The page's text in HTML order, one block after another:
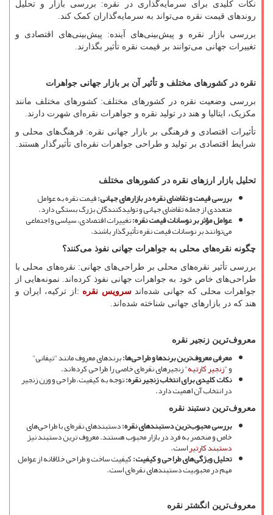
نکات کلیدی برای سرمایهگذاری در نقره: بررسی بازار و تحلیل
روندهای قیمت نقره میتواند به سرمایهگذاران کمک کند.
بررسی بازار نقره و پیشبینیهای آینده: پیشبینیهای اقتصادی و
تغییرات جهانی میتوانند بر قیمت نقره تأثیر بگذارند.
نقره در کشورهای مختلف و تأثیر آن بر بازار جهانی جواهرات
بررسی وضعیت نقره در کشورهای مختلف: کشورهای مختلف مانند
مکزیک، ایتالیا و هند در تولید نقره و جواهرات نقره ای شهرت دارند.
تأثیرات اقتصادی و فرهنگی بر بازار جهانی نقره: فرهنگهای محلی و
شرایط اقتصادی بر تولید و طراحی جواهرات نقره ای تأثیرگذار هستند.
تحلیل بازار ارزهای نقره در کشورهای مختلف
بررسی قیمت و تقاضای نقره در بازارهای جهانی:قیمت نقره به عوامل
متعددی از جمله تقاضای جهانی و تولیدکنندگان بزرگ بستگی دارد.
عوامل مؤثر بر نوسانات قیمت نقره:تغییرات اقتصادی، سیاسی و اجتماعی
میتوانند بر نوسانات قیمت نقره تأثیرگذار باشند.
چگونه نقرههای محلی به جواهرات جهانی نفوذ میکنند؟
بررسی تأثیر نقرههای محلی بر طراحیهای جهانی: نقرههای محلی با
طراحیهای خاص خود به جواهرات جهانی نفوذ کرده اند. نمونههایی از
جواهرات محلی که جهانی شده اند : سرویس نقره
از ترکیه، ایران و
هند که در بازارهای جهانی شناخته شده اند.
معروفترین زنجیر نقره
معرفی معروفترین برندها و طراحیها:برندهای معروف مانند "تیفانی"
و "زنجیر کارتیه" زنجیرهای نقرهای خاصی را طراحی کردهاند.
نکات کلیدی برای انتخاب زنجیر نقره:توجه به کیفیت، طراحی و وزن زنجیر
در انتخاب آن اهمیت دارد.
معروفترین دستبند نقره
بررسی محبوبترین دستبندهای نقره:دستبندهای نقرهای با طراحیهای
خاص و منحصر به فرد در بازار محبوب هستند. معروف ترین دستبند نیز
دستبند کارتیراست.
تحلیل ویژگیهای طراحی و کیفیت:کیفیت ساخت و طراحی خلاقانه از عوامل
مهم در محبوبیت دستبندهای نقرهای است.
معروفترین انگشتر نقره